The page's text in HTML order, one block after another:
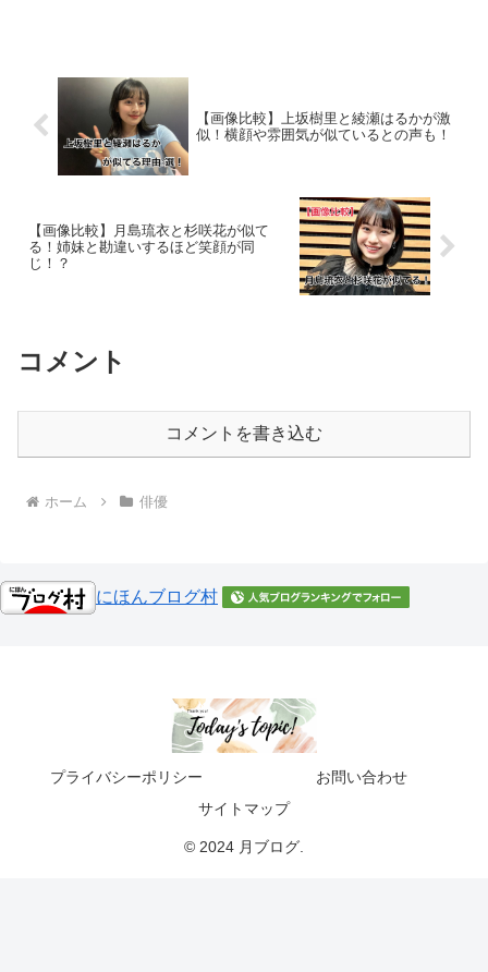
【画像比較】上坂樹里と綾瀬はるかが激
似！横顔や雰囲気が似ているとの声も！
【画像比較】月島琉衣と杉咲花が似て
る！姉妹と勘違いするほど笑顔が同
じ！？
コメント
コメントを書き込む
ホーム 俳優
にほんブログ村
プライバシーポリシー
お問い合わせ
サイトマップ
© 2024 月ブログ.